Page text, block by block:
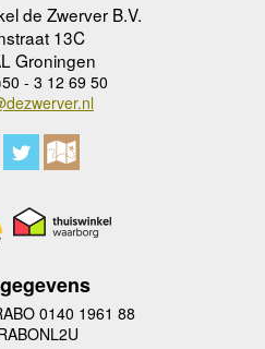
de Zwerver B.V.
13C
Groningen
- 3 12 69 50
0140 1961 88